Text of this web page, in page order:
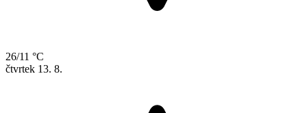
26/11 °C
čtvrtek 13. 8.